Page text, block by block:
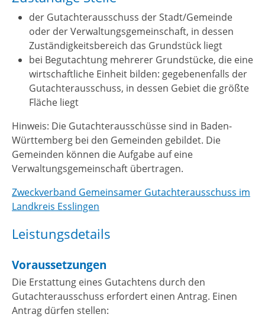
der Gutachterausschuss der Stadt/Gemeinde
oder der Verwaltungsgemeinschaft, in dessen
Zuständigkeitsbereich das Grundstück liegt
bei Begutachtung mehrerer Grundstücke, die eine
wirtschaftliche Einheit bilden: gegebenenfalls der
Gutachterausschuss, in dessen Gebiet die größte
Fläche liegt
Hinweis: Die Gutachterausschüsse sind in Baden-
Württemberg bei den Gemeinden gebildet. Die
Gemeinden können die Aufgabe auf eine
Verwaltungsgemeinschaft übertragen.
Zweckverband Gemeinsamer Gutachterausschuss im
Landkreis Esslingen
Leistungsdetails
Voraussetzungen
Die Erstattung eines Gutachtens durch den
Gutachterausschuss erfordert einen Antrag. Einen
Antrag dürfen stellen: